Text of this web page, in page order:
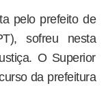
pelo prefeito de
sofreu nesta
O Superior
da prefeitura